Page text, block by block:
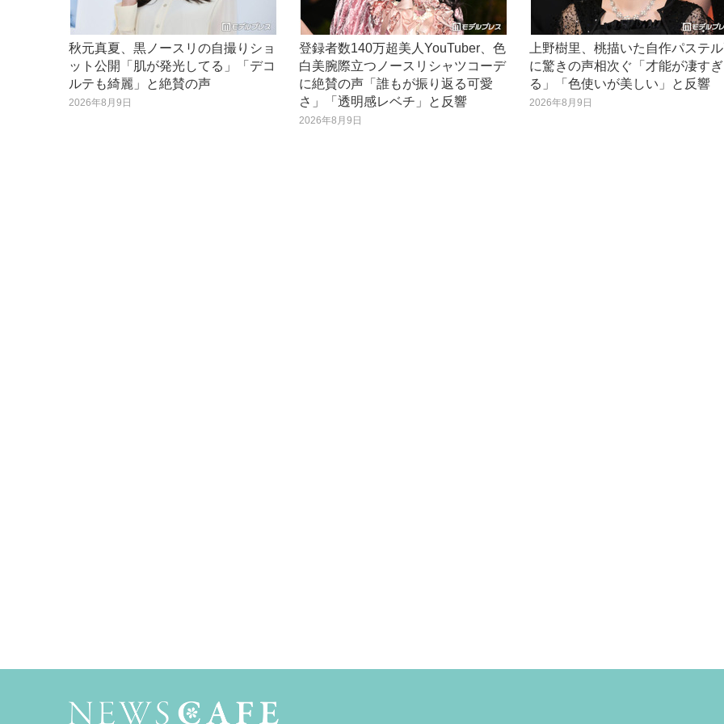
秋元真夏、黒ノースリの自撮りショ
ット公開「肌が発光してる」「デコ
ルテも綺麗」と絶賛の声
2026年8月9日
登録者数140万超美人YouTuber、色
白美腕際立つノースリシャツコーデ
に絶賛の声「誰もが振り返る可愛
さ」「透明感レベチ」と反響
2026年8月9日
上野樹里、桃描いた自作パステ
に驚きの声相次ぐ「才能が凄すぎ
る」「色使いが美しい」と反響
2026年8月9日